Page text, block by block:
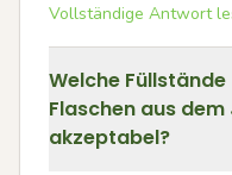
Vollständige Antwort
Welche
Flaschen aus
akzeptabel?